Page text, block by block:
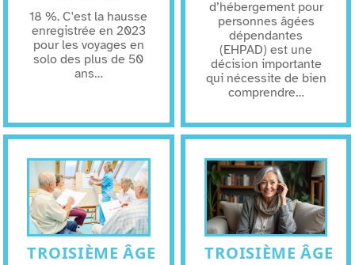
18 %. C'est la hausse
enregistrée en 2023
pour les voyages en
solo des plus de 50
ans…
d’hébergement pour
personnes âgées
dépendantes
(EHPAD) est une
décision importante
qui nécessite de bien
comprendre…
TROISIÈME ÂGE TROISIÈME ÂGE